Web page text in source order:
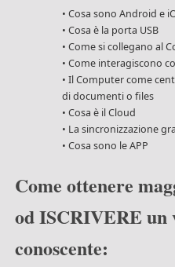
• Cosa sono Android e
• Cosa è la porta USB
• Come si collegano al
• Come interagiscono
• Il Computer come
di documenti o files
• Cosa è il Cloud
• La sincronizzazione
• Cosa sono le APP
Come ottenere
od ISCRIVERE un
conoscente: